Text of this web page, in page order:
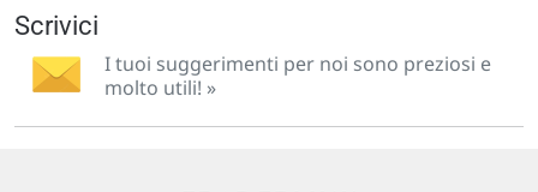
Scrivici
I tuoi suggerimenti per noi sono preziosi e
molto utili! »